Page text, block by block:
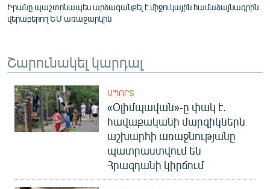
Իրանը պաշտոնապես արձագանքել է միջուկային համաձայնագրին
վերաբերող ԵՄ առաջարկին
Շարունակել կարդալ
ՍՊՈՐՏ
«Օլիմպավան»-ը փակ է.
հավաքականի մարզիկներն
աշխարհի առաջնությանը
պատրաստվում են
Հրազդանի կիրճում